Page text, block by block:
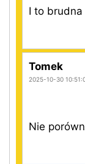
I to brudna
Tomek
2025-10-30
Nie